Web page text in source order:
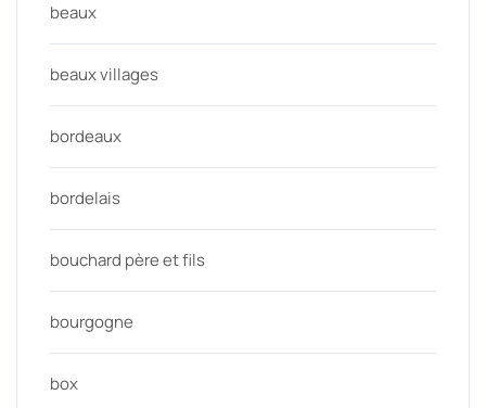
beaux
beaux villages
bordeaux
bordelais
bouchard père et fils
bourgogne
box